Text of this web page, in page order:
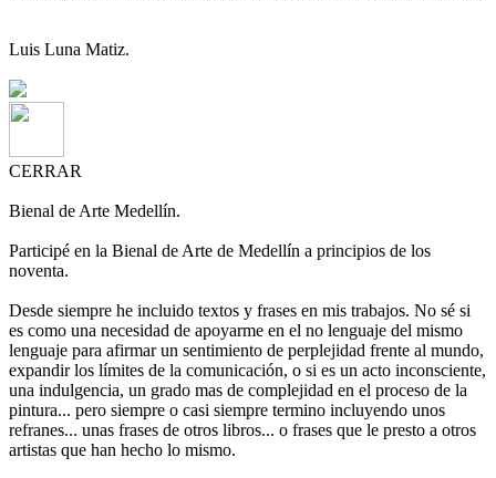
Luis Luna Matiz.
CERRAR
Bienal de Arte Medellín.
Participé en la Bienal de Arte de Medellín a principios de los
noventa.
Desde siempre he incluido textos y frases en mis trabajos. No sé si
es como una necesidad de apoyarme en el no lenguaje del mismo
lenguaje para afirmar un sentimiento de perplejidad frente al mundo,
expandir los límites de la comunicación, o si es un acto inconsciente,
una indulgencia, un grado mas de complejidad en el proceso de la
pintura... pero siempre o casi siempre termino incluyendo unos
refranes... unas frases de otros libros... o frases que le presto a otros
artistas que han hecho lo mismo.